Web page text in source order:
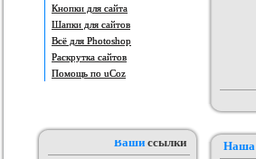
для сайта на
Другие
RIP шаблона сайта ward-cs для
Кнопки для сайта
Шапки для сайтов
Всё для Photoshop
Раскрутка сайтов
Помощь по uCoz
Ваши ссылки Наша